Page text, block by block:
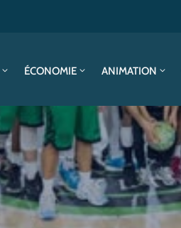
ÉCONOMIE ANIMATION